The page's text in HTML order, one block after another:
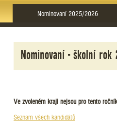
Nominovaní 2025/2026
Nominovaní - školní
Ve zvoleném kraji nejsou pro tento
Seznam všech kandidátů